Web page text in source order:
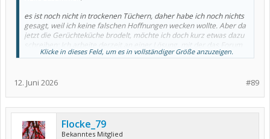
es ist noch nicht in trockenen Tüchern, daher habe ich noch nichts
gesagt, weil ich keine falschen Hoffnungen wecken wollte. Aber da
jetzt die Gerüchteküche brodelt, möchte ich doch kurz etwas dazu
schreiben: Ich arbeite derzeit an einer Lösung, mit der das Forum
doch offen bleiben kann. Es wird voraussichtlich ein paar
ermöglicht habe und sich 30.6. erst einmal nichts ändern wird. Ich
Klicke in dieses Feld, um es in vollständiger Größe anzuzeigen.
#89
12. Juni 2026
Flocke_79
Bekanntes Mitglied